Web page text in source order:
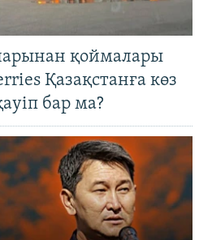
қоймалары
Қазақстанға көз
бар ма?